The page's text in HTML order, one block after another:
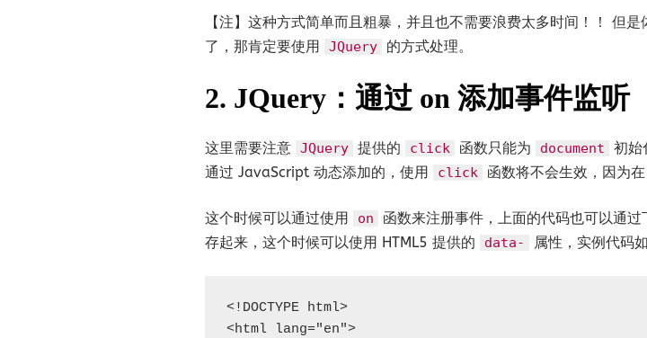
【注】这种方式简单而且粗暴，并且也不需要浪费太多时间！！ 但
了，那肯定要使用 JQuery 的方式处理。
2. JQuery：通过 on 添加事件监听
这里需要注意 JQuery 提供的 click 函数只能为 document
初始
通过 JavaScript 动态添加的，使用
click 函数将不会生效，因为在
这个时候可以通过使用 on 函数来注册事件，上面的代码也可以通
存起来，这个时候可以使用 HTML5 提供的
data- 属性，实例代码
<!DOCTYPE html>
<html lang="en">